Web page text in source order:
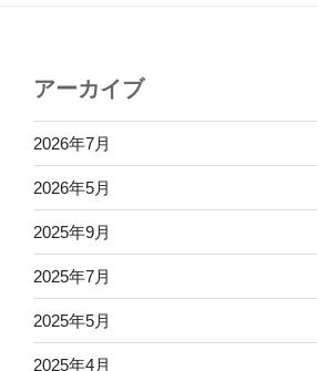
アーカイブ
2026年7月
2026年5月
2025年9月
2025年7月
2025年5月
2025年4月